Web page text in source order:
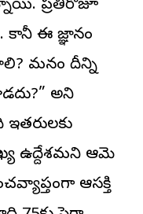
ప్రతిరోజూ
కానీ ఈ జ్ఞానం
మనం దీన్ని
అని
ఇతరులకు
ఉద్దేశమని ఆమె
ఆసక్తి